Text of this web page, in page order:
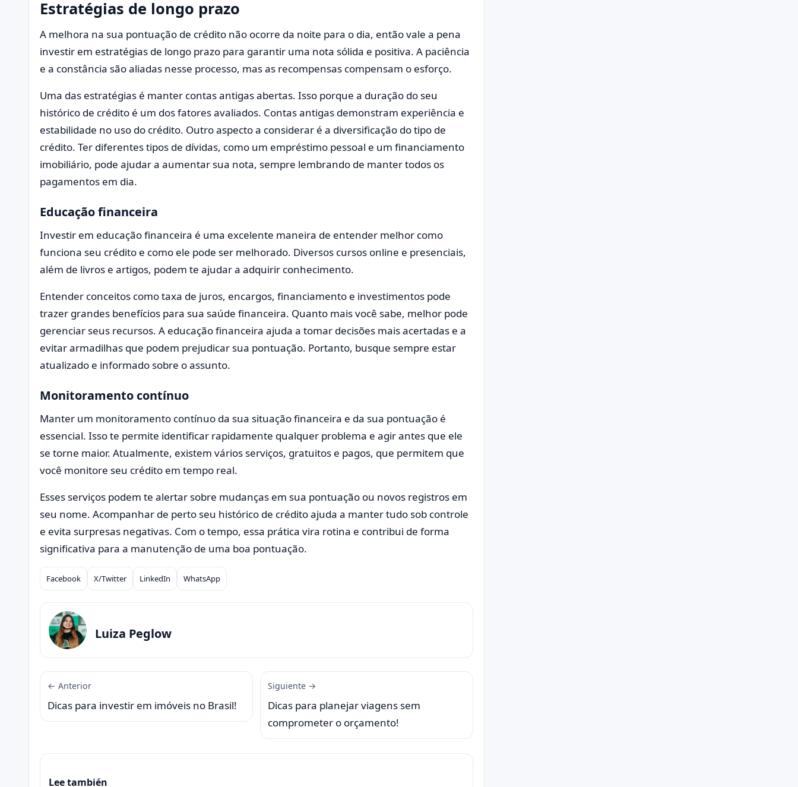
Estratégias de longo prazo
A melhora na sua pontuação de crédito não ocorre da noite para o dia, então vale a pena
investir em estratégias de longo prazo para garantir uma nota sólida e positiva. A paciência
e a constância são aliadas nesse processo, mas as recompensas compensam o esforço.
Uma das estratégias é manter contas antigas abertas. Isso porque a duração do seu
histórico de crédito é um dos fatores avaliados. Contas antigas demonstram experiência e
estabilidade no uso do crédito. Outro aspecto a considerar é a diversificação do tipo de
crédito. Ter diferentes tipos de dívidas, como um empréstimo pessoal e um financiamento
imobiliário, pode ajudar a aumentar sua nota, sempre lembrando de manter todos os
pagamentos em dia.
Educação financeira
Investir em educação financeira é uma excelente maneira de entender melhor como
funciona seu crédito e como ele pode ser melhorado. Diversos cursos online e presenciais,
além de livros e artigos, podem te ajudar a adquirir conhecimento.
Entender conceitos como taxa de juros, encargos, financiamento e investimentos pode
trazer grandes benefícios para sua saúde financeira. Quanto mais você sabe, melhor pode
gerenciar seus recursos. A educação financeira ajuda a tomar decisões mais acertadas e a
evitar armadilhas que podem prejudicar sua pontuação. Portanto, busque sempre estar
atualizado e informado sobre o assunto.
Monitoramento contínuo
Manter um monitoramento contínuo da sua situação financeira e da sua pontuação é
essencial. Isso te permite identificar rapidamente qualquer problema e agir antes que ele
se torne maior. Atualmente, existem vários serviços, gratuitos e pagos, que permitem que
você monitore seu crédito em tempo real.
Esses serviços podem te alertar sobre mudanças em sua pontuação ou novos registros em
seu nome. Acompanhar de perto seu histórico de crédito ajuda a manter tudo sob controle
e evita surpresas negativas. Com o tempo, essa prática vira rotina e contribui de forma
significativa para a manutenção de uma boa pontuação.
Compartilhar
Facebook X/Twitter LinkedIn WhatsApp
Luiza Peglow
← Anterior
Dicas para investir em imóveis no Brasil!
Siguiente →
Dicas para planejar viagens sem
comprometer o orçamento!
Lee también